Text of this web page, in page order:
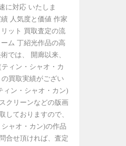
に対応 いたしま
人気度と価値 作家
ット 買取査定の流
ム 丁紹光作品の高
では、 開廊以来、
ィン・シャオ・カ
買取実績がござい
ィン・シャオ・カン)
クリーンなどの版画
しておりますので、
ャオ・カン)の作品
合せ頂ければ、査定